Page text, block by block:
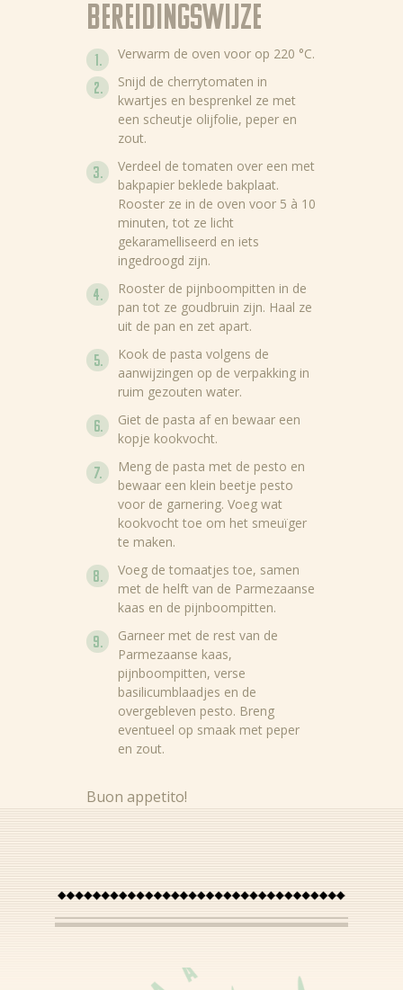
Bereidingswijze
Verwarm de oven voor op 220 °C.
Snijd de cherrytomaten in
kwartjes en besprenkel ze met
een scheutje olijfolie, peper en
zout.
Verdeel de tomaten over een met
bakpapier beklede bakplaat.
Rooster ze in de oven voor 5 à 10
minuten, tot ze licht
gekaramelliseerd en iets
ingedroogd zijn.
Rooster de pijnboompitten in de
pan tot ze goudbruin zijn. Haal ze
uit de pan en zet apart.
Kook de pasta volgens de
aanwijzingen op de verpakking in
ruim gezouten water.
Giet de pasta af en bewaar een
kopje kookvocht.
Meng de pasta met de pesto en
bewaar een klein beetje pesto
voor de garnering. Voeg wat
kookvocht toe om het smeuïger
te maken.
Voeg de tomaatjes toe, samen
met de helft van de Parmezaanse
kaas en de pijnboompitten.
Garneer met de rest van de
Parmezaanse kaas,
pijnboompitten, verse
basilicumblaadjes en de
overgebleven pesto. Breng
eventueel op smaak met peper
en zout.
Buon appetito!
Rezepte